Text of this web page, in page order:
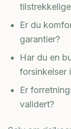
Er du
garantier?
Har du en
forsinkelser
Er
validert?